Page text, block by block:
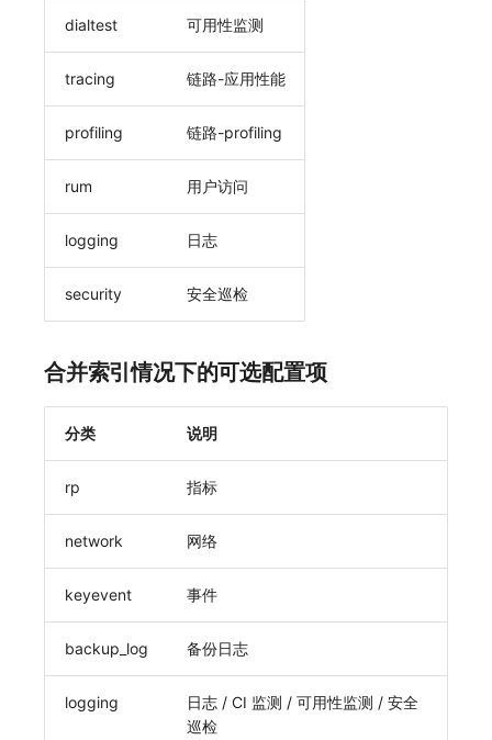
dialtest 可用性监测
tracing 链路-应用性能
profiling 链路-profiling
rum 用户访问
logging 日志
security 安全巡检
合并索引情况下的可选配置项
分类 说明
rp 指标
network 网络
keyevent 事件
backup_log 备份日志
logging
日志 / CI 监测 / 可用性监测 / 安全
巡检